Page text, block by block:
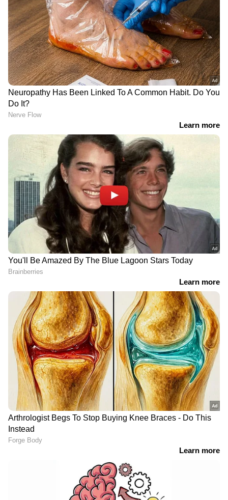
DOWNLOAD APP
RECOMMENDED STORIES
ആരോപിക്കപ്പെട്ട
പങ്കാളിക്ക്
സ്വകാര്യതയ്ക്കുള്ള
അവകാശം കവചമായി
ഉപയോഗിക്കാനാവില്ല:
സുപ്രീം കോടതി
കുട്ടികൾ; കടുത്ത
പ്രതിഷേധവുമായി
ബിജെപി; കേസെടുത്ത്
പൊലീസ്; ജാൽനയിലെ
സ്‌കൂളിന്
അംഗീകാരമില്ലെന്ന് മന്ത്രി
അയോധ്യ സംഭാവന
കൊള്ള; സംഘടിത നീക്കം
മഹാകുംഭമേള മുതൽ,
ട്രസ്റ്റിൻ്റെ കണക്ക്
കാൽ ഒടിഞ്ഞ് ചികിത്സ
തേടിയെത്തിയ 18കാരന്
ലക്ഷത്തിന്റെ ബില്ലുമായി
ആശുപത്രി, പ്രതിഷേധം